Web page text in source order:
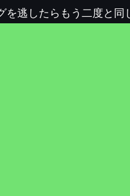
逃したらもう二度と同